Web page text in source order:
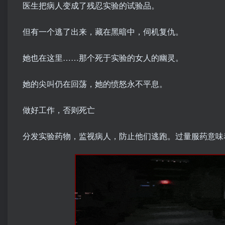
医生把病人变成了残忍实验的试验品。
但有一个逃了出来，藏在黑暗中，伺机复仇。
她也在这里……那个死于实验的女人的幽灵。
她的尖叫仍在回荡，她的愤怒永不平息。
做好工作，否则死亡
分发实验药物，监视病人，防止他们逃跑。过量服药意